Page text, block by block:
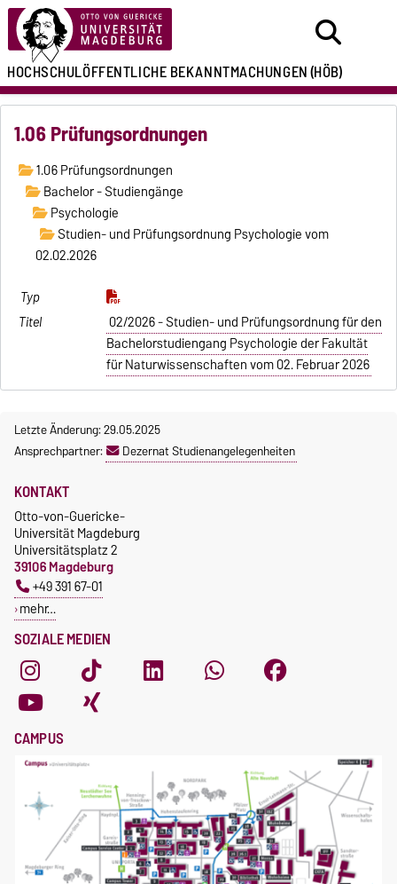
HOCHSCHULÖFFENTLICHEBEKANNTMACHUNGEN(HÖB)
1.06 Prüfungsordnungen
1.06 Prüfungsordnungen
Bachelor - Studiengänge
Psychologie
Studien- und Prüfungsordnung Psychologie vom
02.02.2026
02/2026 - Studien- und Prüfungsordnung für den
Bachelorstudiengang Psychologie der Fakultät
für Naturwissenschaften vom 02. Februar 2026
Letzte Änderung: 29.05.2025
Ansprechpartner:
Dezernat Studienangelegenheiten
SOZIALE MEDIEN
KONTAKT
Otto-von-Guericke-
Universität Magdeburg
Universitätsplatz 2
39106 Magdeburg
+49 391 67-01
mehr…
CAMPUS